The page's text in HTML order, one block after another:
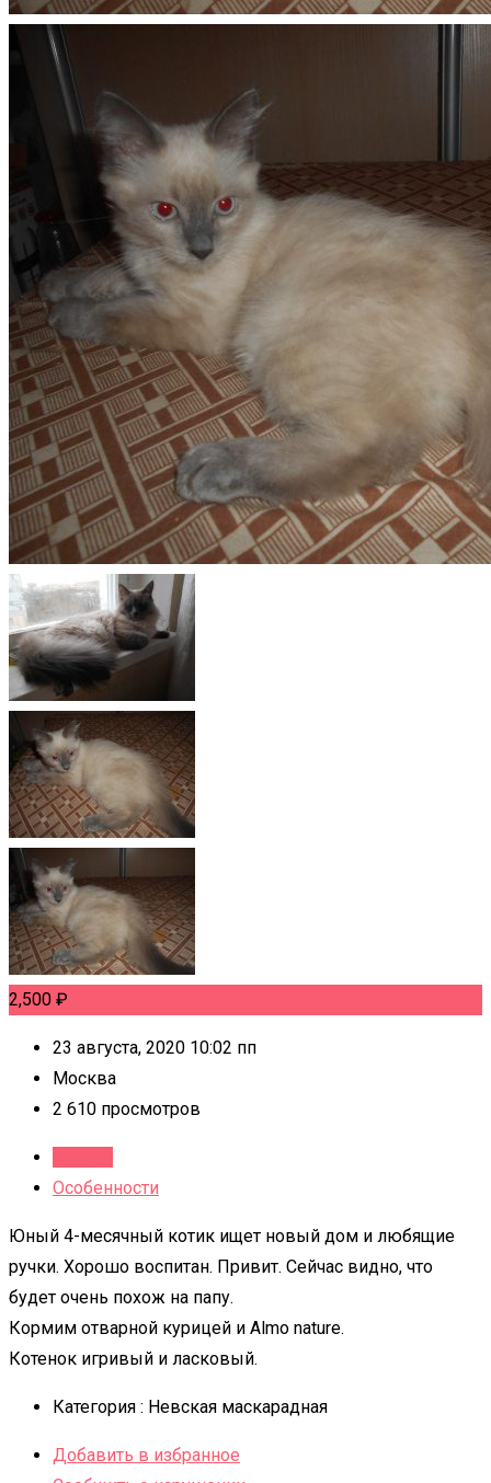
2,500 ₽
23 августа, 2020 10:02 пп
Москва
2 610 просмотров
Особенности
Юный 4-месячный котик ищет новый дом и любящие
ручки. Хорошо воспитан. Привит. Сейчас видно, что
будет очень похож на папу.
Кормим отварной курицей и Almo nature.
Котенок игривый и ласковый.
Категория : Невская маскарадная
Добавить в избранное